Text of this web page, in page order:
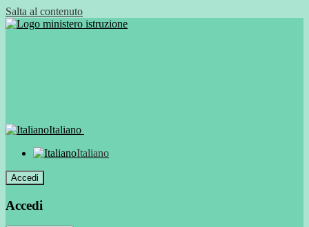
Salta al contenuto
Italiano
Italiano
Accedi
Accedi